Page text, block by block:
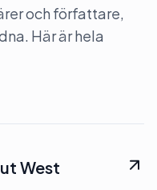
och författare,
Här är hela
West